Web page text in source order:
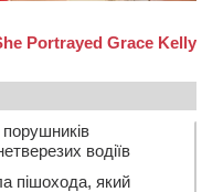
водіїв
пішохода, який